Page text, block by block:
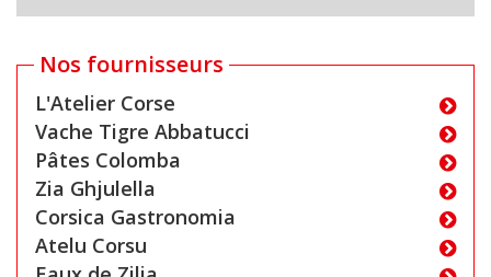
Nos fournisseurs
L'Atelier Corse
Vache Tigre Abbatucci
Pâtes Colomba
Zia Ghjulella
Corsica Gastronomia
Atelu Corsu